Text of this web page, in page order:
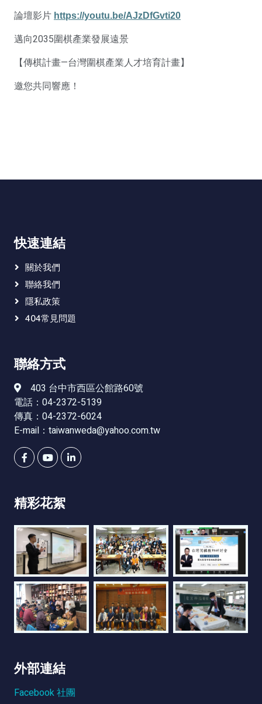
論壇影片 https://youtu.be/AJzDfGvti20
邁向2035圍棋產業發展遠景
【傳棋計畫—台灣圍棋產業人才培育計畫】
邀您共同響應！
快速連結
關於我們
聯絡我們
隱私政策
404常見問題
聯絡方式
403 台中市西區公館路60號
電話：04-2372-5139
傳真：04-2372-6024
E-mail： taiwanweda@yahoo.com.tw
精彩花絮
外部連結
Facebook 社團